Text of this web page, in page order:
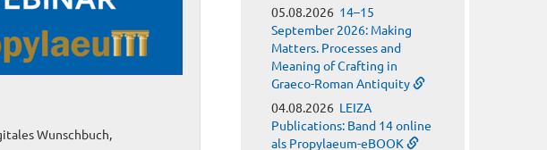
Wunschbuch,
05.08.2026 14–15
September 2026: Making
Matters. Processes and
Meaning of Crafting in
Graeco-Roman Antiquity
04.08.2026 LEIZA
Publications: Band 14 online
als Propylaeum-eBOOK